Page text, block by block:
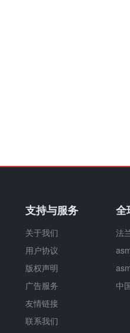
支持与服务
关于我们
用户协议
版权声明
广告服务
友情链接
联系我们
全
法
中